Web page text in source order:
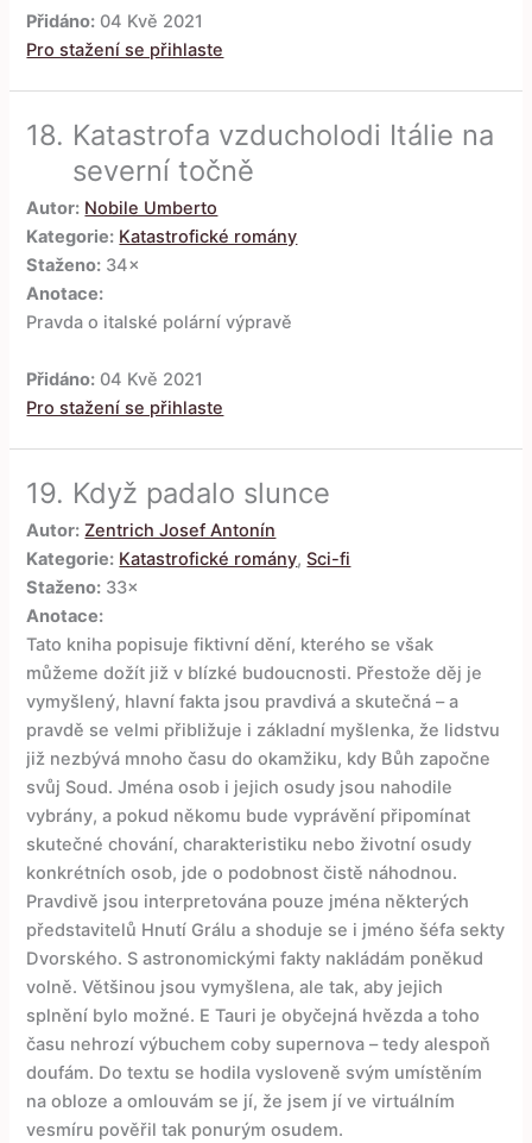
Přidáno: 04 Kvě 2021
Pro stažení se přihlaste
18. Katastrofa vzducholodi Itálie na
severní točně
Autor: Nobile Umberto
Kategorie: Katastrofické romány
Staženo: 34×
Anotace:
Pravda o italské polární výpravě
Přidáno: 04 Kvě 2021
Pro stažení se přihlaste
19. Když padalo slunce
Autor: Zentrich Josef Antonín
Kategorie: Katastrofické romány,Sci-fi
Staženo: 33×
Anotace:
Tato kniha popisuje fiktivní dění, kterého se však
můžeme dožít již v blízké budoucnosti. Přestože děj je
vymyšlený, hlavní fakta jsou pravdivá a skutečná – a
pravdě se velmi přibližuje i základní myšlenka, že lidstvu
již nezbývá mnoho času do okamžiku, kdy Bůh započne
svůj Soud. Jména osob i jejich osudy jsou nahodile
vybrány, a pokud někomu bude vyprávění připomínat
skutečné chování, charakteristiku nebo životní osudy
konkrétních osob, jde o podobnost čistě náhodnou.
Pravdivě jsou interpretována pouze jména některých
představitelů Hnutí Grálu a shoduje se i jméno šéfa sekty
Dvorského. S astronomickými fakty nakládám poněkud
volně. Většinou jsou vymyšlena, ale tak, aby jejich
splnění bylo možné. E Tauri je obyčejná hvězda a toho
času nehrozí výbuchem coby supernova – tedy alespoň
doufám. Do textu se hodila vysloveně svým umístěním
na obloze a omlouvám se jí, že jsem jí ve virtuálním
vesmíru pověřil tak ponurým osudem.